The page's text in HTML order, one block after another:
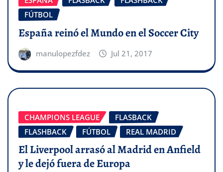
FÚTBOL
España reinó el Mundo en el Soccer City
manulopezfdez Jul 21, 2017
CHAMPIONS LEAGUE
FLASBACK
FLASHBACK
FÚTBOL REAL MADRID
El Liverpool arrasó al Madrid en Anfield
y le dejó fuera de Europa